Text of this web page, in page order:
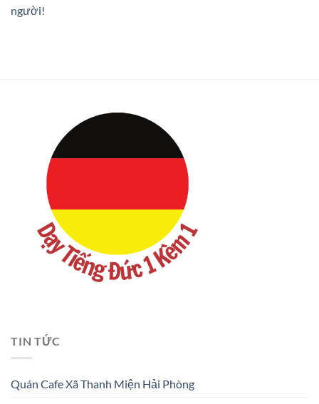
người!
TIN TỨC
Quán Cafe Xã Thanh Miện Hải Phòng